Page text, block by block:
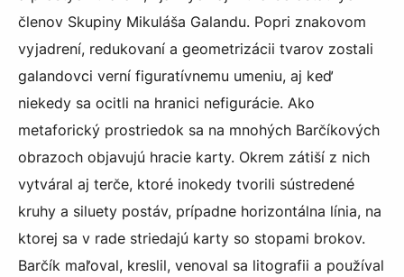
členov Skupiny Mikuláša Galandu. Popri znakovom
vyjadrení, redukovaní a geometrizácii tvarov zostali
galandovci verní figuratívnemu umeniu, aj keď
niekedy sa ocitli na hranici nefigurácie. Ako
metaforický prostriedok sa na mnohých Barčíkových
obrazoch objavujú hracie karty. Okrem zátiší z nich
vytváral aj terče, ktoré inokedy tvorili sústredené
kruhy a siluety postáv, prípadne horizontálna línia, na
ktorej sa v rade striedajú karty so stopami brokov.
Barčík maľoval, kreslil, venoval sa litografii a používal